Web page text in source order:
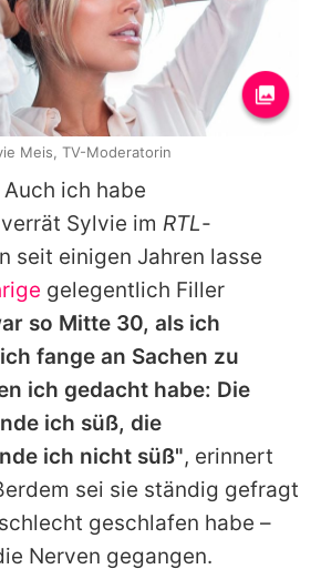
ich habe
Sylvie im RTL-
seit einigen Jahren lasse
gelegentlich Filler
so Mitte 30, als ich
fange an Sachen zu
ich gedacht habe: Die
ich süß, die
ich nicht süß", erinnert
sei sie ständig gefragt
geschlafen habe –
Nerven gegangen.
Meis, TV-Moderatorin